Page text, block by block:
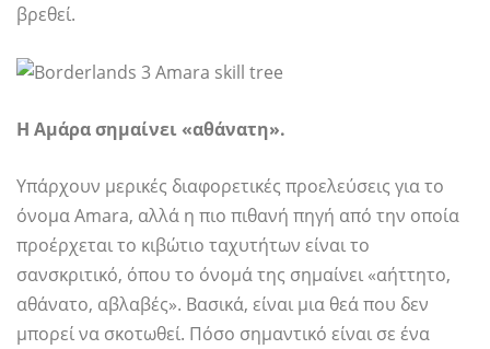
βρεθεί.
Η Αμάρα σημαίνει «αθάνατη».
Υπάρχουν μερικές διαφορετικές προελεύσεις για το
όνομα Amara, αλλά η πιο πιθανή πηγή από την οποία
προέρχεται το κιβώτιο ταχυτήτων είναι το
σανσκριτικό, όπου το όνομά της σημαίνει «αήττητο,
αθάνατο, αβλαβές». Βασικά, είναι μια θεά που δεν
μπορεί να σκοτωθεί. Πόσο σημαντικό είναι σε ένα